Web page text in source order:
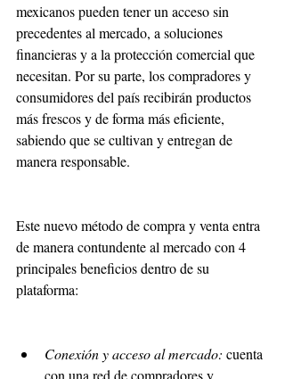
mexicanos pueden tener un acceso sin
precedentes al mercado, a soluciones
financieras y a la protección comercial que
necesitan. Por su parte, los compradores y
consumidores del país recibirán productos
más frescos y de forma más eficiente,
sabiendo que se cultivan y entregan de
manera responsable.
Este nuevo método de compra y venta entra
de manera contundente al mercado con 4
principales beneficios dentro de su
plataforma:
Conexión y acceso al mercado: cuenta
con una red de compradores y